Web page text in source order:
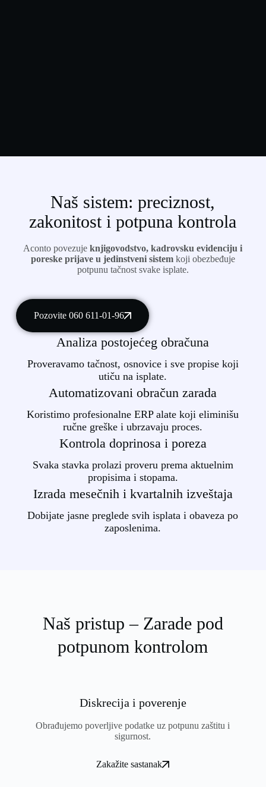
Naš sistem: preciznost,
zakonitost i potpuna kontrola
Aconto povezuje knjigovodstvo, kadrovsku evidenciju i
poreske prijave u jedinstveni sistemkoji obezbeđuje
potpunu tačnost svake isplate.
Pozovite 060 611-01-96
Analiza postojećeg obračuna
Proveravamo tačnost, osnovice i sve propise koji
utiču na isplate.
Automatizovani obračun zarada
Koristimo profesionalne ERP alate koji eliminišu
ručne greške i ubrzavaju proces.
Kontrola doprinosa i poreza
Svaka stavka prolazi proveru prema aktuelnim
propisima i stopama.
Izrada mesečnih i kvartalnih izveštaja
Dobijate jasne preglede svih isplata i obaveza po
zaposlenima.
Naš pristup – Zarade pod
potpunom kontrolom
Diskrecija i poverenje
Obrađujemo poverljive podatke uz potpunu zaštitu i
sigurnost.
Zakažite sastanak